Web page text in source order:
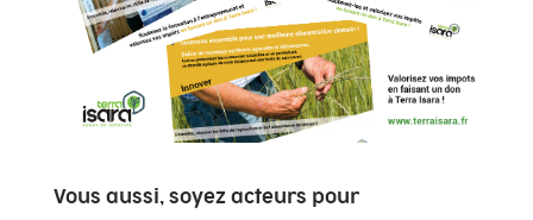
Vous aussi, soyez acteurs pour